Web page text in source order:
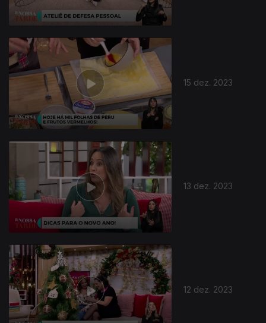
15 dez. 2023
13 dez. 2023
12 dez. 2023